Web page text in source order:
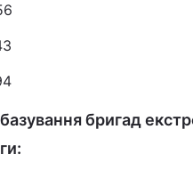
бригад